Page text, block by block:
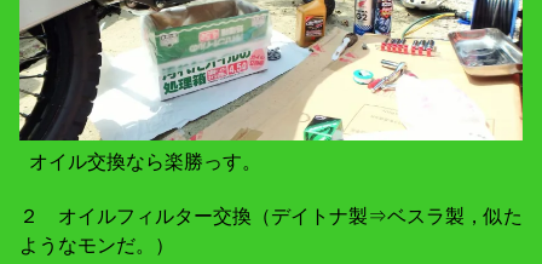
オイル交換なら楽勝っす。
２ オイルフィルター交換（デイトナ製⇒ベスラ製，似た
ようなモンだ。）